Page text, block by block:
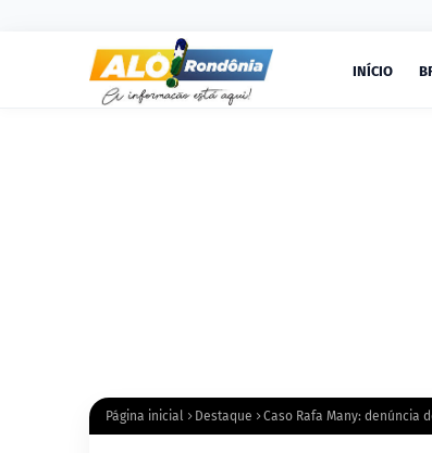
INÍCIO
Página inicial Destaque Caso Rafa Many: denúncia